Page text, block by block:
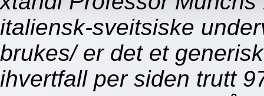
italiensk-sveitsiske
brukes/ er det et
ihvertfall per siden trutt